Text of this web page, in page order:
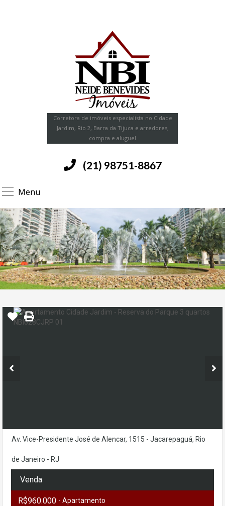
Corretora de imóveis especialista no Cidade
Jardim, Rio 2, Barra da Tijuca e arredores,
compra e aluguel
Menu
(21) 98751-8867
Av. Vice-Presidente José de Alencar, 1515 - Jacarepaguá, Rio
de Janeiro - RJ
Venda
R$960.000 - Apartamento